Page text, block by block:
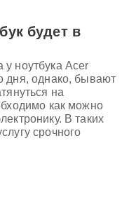
будет в
ноутбука Acer
дня, однако, бывают
на
как можно
В таких
срочного